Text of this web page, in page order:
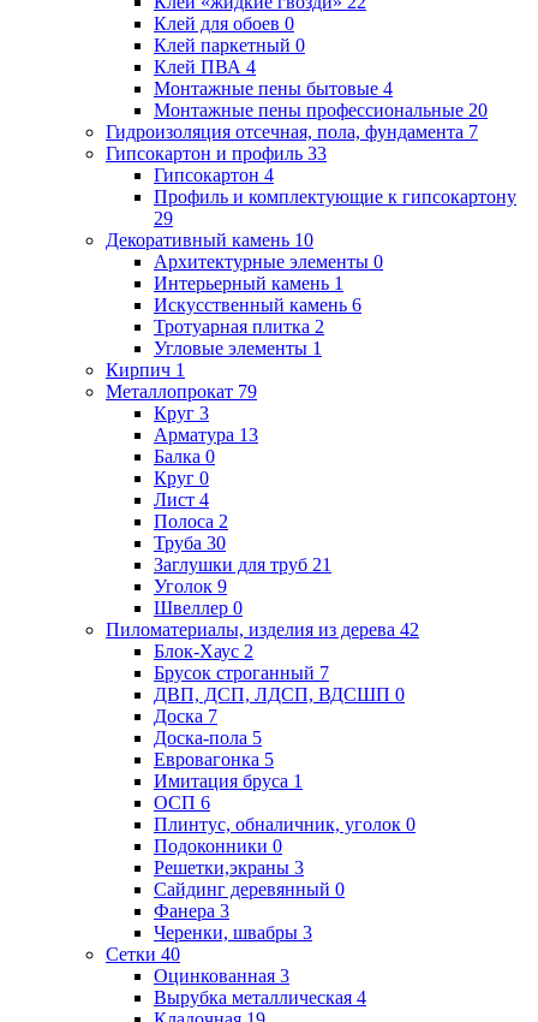
Клей для обоев 0
Клей паркетный 0
Клей ПВА 4
Монтажные пены бытовые 4
Монтажные пены профессиональные 20
Гидроизоляция отсечная, пола, фундамента 7
Гипсокартон и профиль 33
Гипсокартон 4
Профиль и комплектующие к гипсокартону
29
Декоративный камень 10
Архитектурные элементы 0
Интерьерный камень 1
Искусственный камень 6
Тротуарная плитка 2
Угловые элементы 1
Кирпич 1
Металлопрокат 79
Круг 3
Арматура 13
Балка 0
Круг 0
Лист 4
Полоса 2
Труба 30
Заглушки для труб 21
Уголок 9
Швеллер 0
Пиломатериалы, изделия из дерева 42
Блок-Хаус 2
Брусок строганный 7
ДВП, ДСП, ЛДСП, ВДСШП 0
Доска 7
Доска-пола 5
Евровагонка 5
Имитация бруса 1
ОСП 6
Плинтус, обналичник, уголок 0
Подоконники 0
Решетки,экраны 3
Сайдинг деревянный 0
Фанера 3
Черенки, швабры 3
Сетки 40
Оцинкованная 3
Вырубка металлическая 4